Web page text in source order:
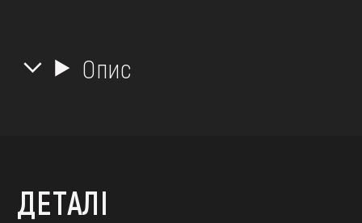
Опис
ДЕТАЛІ